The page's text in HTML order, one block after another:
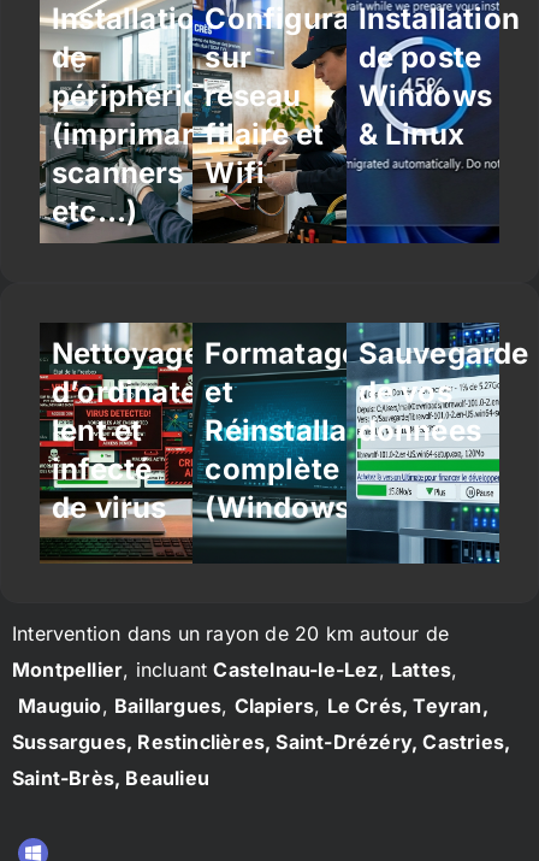
Installation
de
périphériques
(imprimantes,
scanners
etc…)
Configuration
sur
réseau
filaire et
Wifi
Installation
de poste
Windows
& Linux
Nettoyage
d’ordinateur
lent et
infecté
de virus
Formatage
et
Réinstallation
complète
(Windows/Linux)
Sauvegarde
de vos
données
Intervention dans un rayon de 20 km autour de
Montpellier, incluantCastelnau-le-Lez, Lattes,
Mauguio, Baillargues, Clapiers, Le Crés, Teyran,
Sussargues, Restinclières, Saint-Drézéry, Castries,
Saint-Brès, Beaulieu